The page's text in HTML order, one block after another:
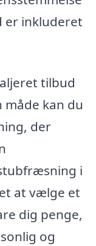
er inkluderet
tilbud
kan du
der
i
at vælge et
dig penge,
og